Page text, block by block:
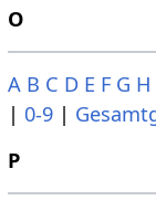
O
A B C D E F G H
| 0-9|
P